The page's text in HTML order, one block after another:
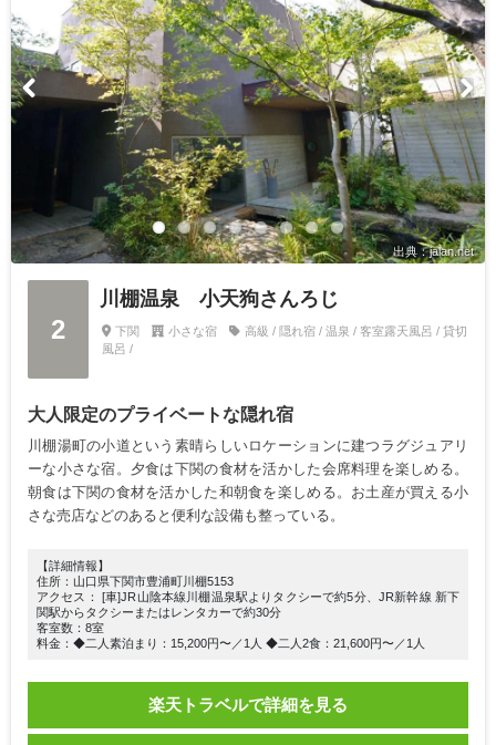
出典：jalan.net
2
川棚温泉 小天狗さんろじ
下関 小さな宿
高級 / 隠れ宿 / 温泉 / 客室露天風呂 / 貸切
風呂 /
大人限定のプライベートな隠れ宿
川棚湯町の小道という素晴らしいロケーションに建つラグジュアリ
ーな小さな宿。夕食は下関の食材を活かした会席料理を楽しめる。
朝食は下関の食材を活かした和朝食を楽しめる。お土産が買える小
さな売店などのあると便利な設備も整っている。
【詳細情報】
住所：山口県下関市豊浦町川棚5153
アクセス： [車]JR山陰本線川棚温泉駅よりタクシーで約5分、JR新幹線 新下
関駅からタクシーまたはレンタカーで約30分
客室数：8室
料金：◆二人素泊まり：15,200円〜／1人 ◆二人2食：21,600円〜／1人
楽天トラベルで詳細を見る